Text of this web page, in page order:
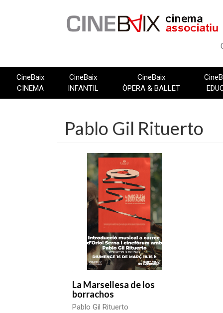
CineBaix
CINEMA
CineBaix
INFANTIL
CineBaix
ÒPERA & BALLET
Pablo Gil Rituerto
La Marsellesa de los
borrachos
Pablo Gil Rituerto